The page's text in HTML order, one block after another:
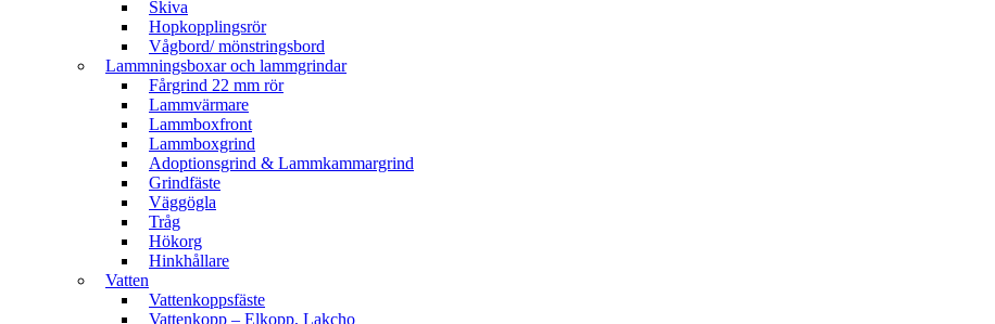
Skiva
Hopkopplingsrör
Vågbord/ mönstringsbord
Lammningsboxar och lammgrindar
Fårgrind 22 mm rör
Lammvärmare
Lammboxfront
Lammboxgrind
Adoptionsgrind & Lammkammargrind
Grindfäste
Väggögla
Tråg
Hökorg
Hinkhållare
Vatten
Vattenkoppsfäste
Vattenkopp – Elkopp, Lakcho